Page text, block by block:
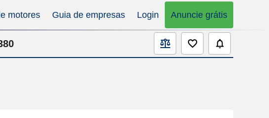
motores Guia de empresas Login Anuncie grátis